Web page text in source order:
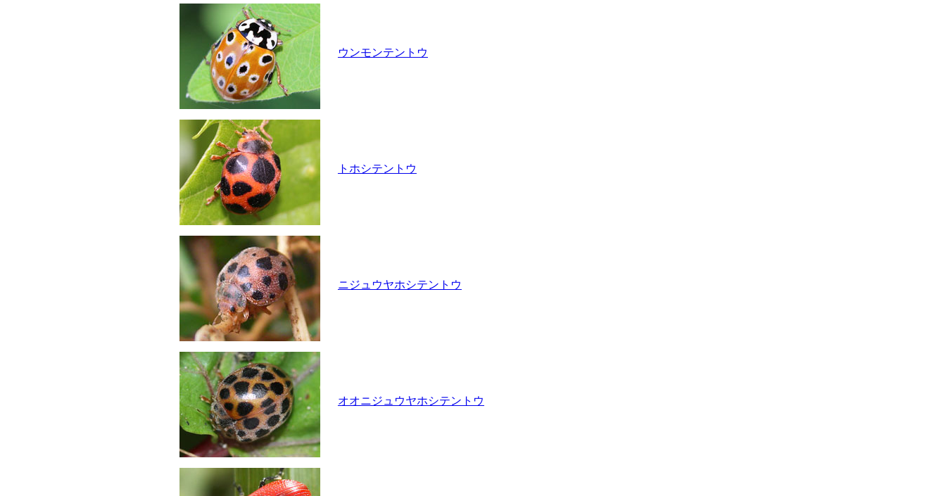
ウンモンテントウ
トホシテントウ
ニジュウヤホシテントウ
オオニジュウヤホシテントウ